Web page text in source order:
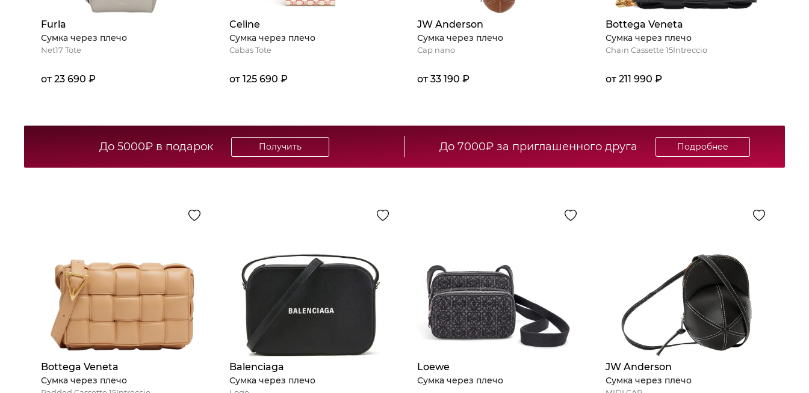
Furla
Сумка через плечо
Net17 Tote
от 23 690 ₽
Celine
Сумка через плечо
Cabas Tote
от 125 690 ₽
JW Anderson
Сумка через плечо
Cap nano
от 33 190 ₽
Bottega Veneta
Сумка через плечо
Chain Cassette 15Intreccio
от 211 990 ₽
До 5000₽ в подарок Получить До 7000₽ за приглашенного друга Подробнее
Bottega Veneta
Сумка через плечо
Balenciaga
Сумка через плечо
Loewe
Сумка через плечо
JW Anderson
Сумка через плечо